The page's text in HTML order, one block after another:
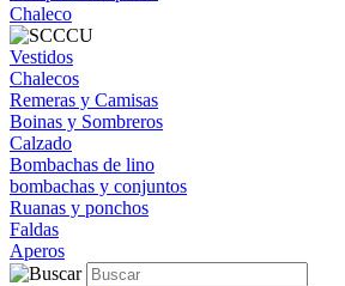
Chaleco
Vestidos
Chalecos
Remeras y Camisas
Boinas y Sombreros
Calzado
Bombachas de lino
bombachas y conjuntos
Ruanas y ponchos
Faldas
Aperos